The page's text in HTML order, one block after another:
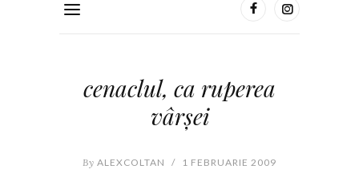
cenaclul, ca ruperea
vârşei
By ALEXCOLTAN / 1 FEBRUARIE 2009